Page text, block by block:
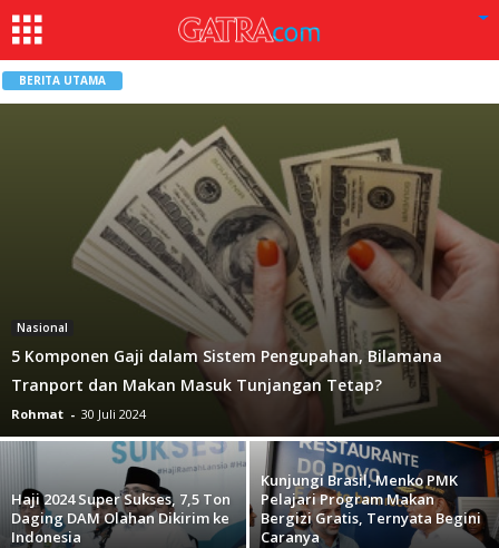
BERITA UTAMA
Nasional
5 Komponen Gaji dalam Sistem Pengupahan, Bilamana
Tranport dan Makan Masuk Tunjangan Tetap?
Rohmat - 30 Juli 2024
Haji 2024 Super Sukses, 7,5 Ton
Daging DAM Olahan Dikirim ke
Indonesia
Kunjungi Brasil, Menko PMK
Pelajari Program Makan
Bergizi Gratis, Ternyata Begini
Caranya